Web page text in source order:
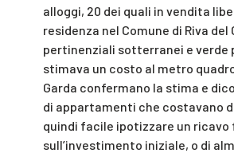
alloggi, 20 dei quali in vendita
residenza nel Comune di Riva
pertinenziali sotterranei e verde
stimava un costo al metro
Garda confermano la stima e
di appartamenti che costavano
quindi facile ipotizzare un ricavo
sull’investimento iniziale, o di